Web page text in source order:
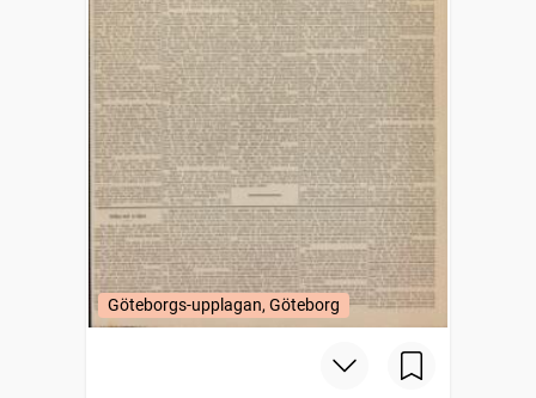
Göteborgs-upplagan, Göteborg